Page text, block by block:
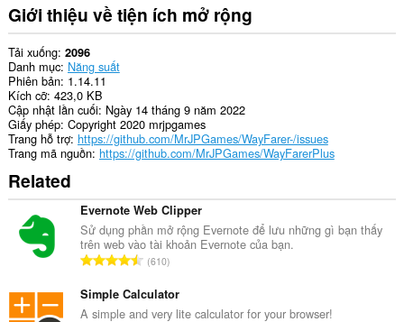
Giới thiệu về tiện ích mở rộng
Tải xuống 2096
Danh mục Năng suất
Phiên bản 1.14.11
Kích cỡ 423,0 KB
Cập nhật lần cuối Ngày 14 tháng 9 năm 2022
Giấy phép Copyright 2020 mrjpgames
Trang hỗ trợ https://github.com/MrJPGames/WayFarer-/issues
Trang mã nguồn https://github.com/MrJPGames/WayFarerPlus
Related
Evernote Web Clipper
Sử dụng phần mở rộng Evernote để lưu những gì bạn thấy
trên web vào tài khoản Evernote của bạn.
T
n
g
610
Simple Calculator
A simple and very lite calculator for your browser!